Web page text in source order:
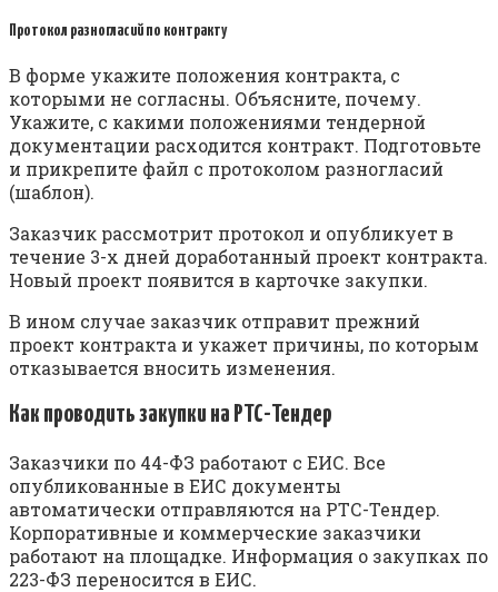
Протокол разногласий по контракту
В форме укажите положения контракта, с
которыми не согласны. Объясните, почему.
Укажите, с какими положениями тендерной
документации расходится контракт. Подготовьте
и прикрепите файл с протоколом разногласий
(шаблон).
Заказчик рассмотрит протокол и опубликует в
течение 3-х дней доработанный проект контракта.
Новый проект появится в карточке закупки.
В ином случае заказчик отправит прежний
проект контракта и укажет причины, по которым
отказывается вносить изменения.
Как проводить закупки на РТС-Тендер
Заказчики по 44-ФЗ работают с ЕИС. Все
опубликованные в ЕИС документы
автоматически отправляются на РТС-Тендер.
Корпоративные и коммерческие заказчики
работают на площадке. Информация о закупках по
223-ФЗ переносится в ЕИС.